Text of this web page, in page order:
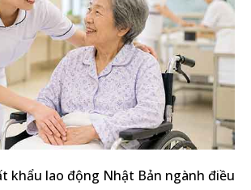
khẩu lao động Nhật Bản ngành điều